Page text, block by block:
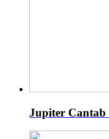
Jupiter Cantab